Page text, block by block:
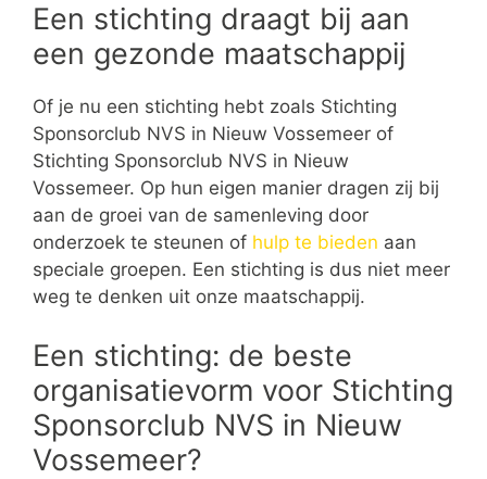
Een stichting draagt bij aan
een gezonde maatschappij
Of je nu een stichting hebt zoals Stichting
Sponsorclub NVS in Nieuw Vossemeer of
Stichting Sponsorclub NVS in Nieuw
Vossemeer. Op hun eigen manier dragen zij bij
aan de groei van de samenleving door
onderzoek te steunen of hulp te bieden aan
speciale groepen. Een stichting is dus niet meer
weg te denken uit onze maatschappij.
Een stichting: de beste
organisatievorm voor Stichting
Sponsorclub NVS in Nieuw
Vossemeer?